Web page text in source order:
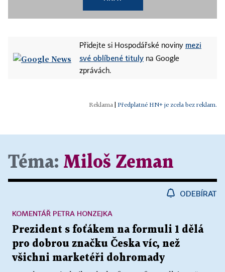
Přidejte si Hospodářské noviny mezi
své oblíbené tituly na Google
zprávách.
Předplatné HN+ je zcela bez reklam.
Téma: Miloš Zeman
ODEBÍRAT
Prezident s foťákem na formuli 1 dělá
pro dobrou značku Česka víc, než
všichni marketéři dohromady
KOMENTÁŘ PETRA HONZEJKA